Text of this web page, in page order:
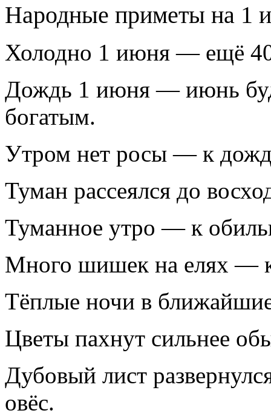
Народные приметы на 1
Холодно 1 июня — ещё 40
Дождь 1 июня — июнь
богатым.
Утром нет росы — к
Туман рассеялся до
Туманное утро — к
Много шишек на елях —
Тёплые ночи в
Цветы пахнут сильнее
Дубовый лист
овёс.